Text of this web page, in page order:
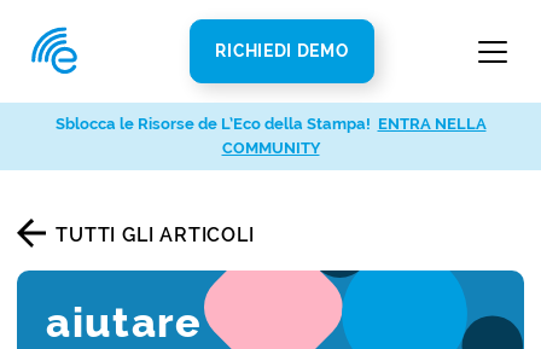
RICHIEDI DEMO
TUTTI GLI ARTICOLI
aiutare
Sblocca le Risorse de L’Eco della Stampa! ENTRA NELLA
COMMUNITY